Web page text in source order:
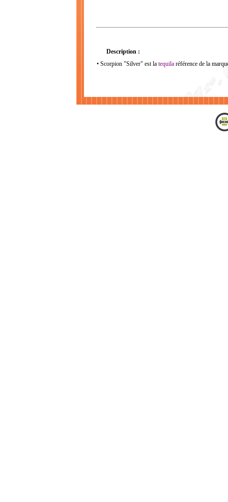
Description :
• Scorpion "Silver" est la tequila référence de la